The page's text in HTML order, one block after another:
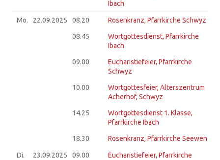
Ibach
Mo. 22.09.2025 08.20 Rosenkranz, Pfarrkirche Schwyz
08.45
Wortgottesdienst, Pfarrkirche
Ibach
09.00
Eucharistiefeier, Pfarrkirche
Schwyz
10.00
Wortgottesfeier, Alterszentrum
Acherhof, Schwyz
14.25
Wortgottesdienst 1. Klasse,
Pfarrkirche Ibach
18.30 Rosenkranz, Pfarrkirche Seewen
Di. 23.09.2025 09.00
Eucharistiefeier, Pfarrkirche